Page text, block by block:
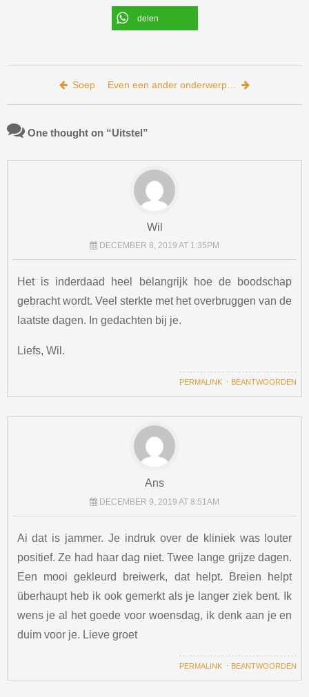
delen
Bericht navigatie
Soep Even een ander onderwerp…
One thought on “Uitstel”
Wil
DECEMBER 8, 2019 AT 1:35PM
Het is inderdaad heel belangrijk hoe de boodschap
gebracht wordt. Veel sterkte met het overbruggen van de
laatste dagen. In gedachten bij je.
Liefs, Wil.
PERMALINK ⋅ BEANTWOORDEN
Ans
DECEMBER 9, 2019 AT 8:51AM
Ai dat is jammer. Je indruk over de kliniek was louter
positief. Ze had haar dag niet. Twee lange grijze dagen.
Een mooi gekleurd breiwerk, dat helpt. Breien helpt
überhaupt heb ik ook gemerkt als je langer ziek bent. Ik
wens je al het goede voor woensdag, ik denk aan je en
duim voor je. Lieve groet
PERMALINK ⋅ BEANTWOORDEN